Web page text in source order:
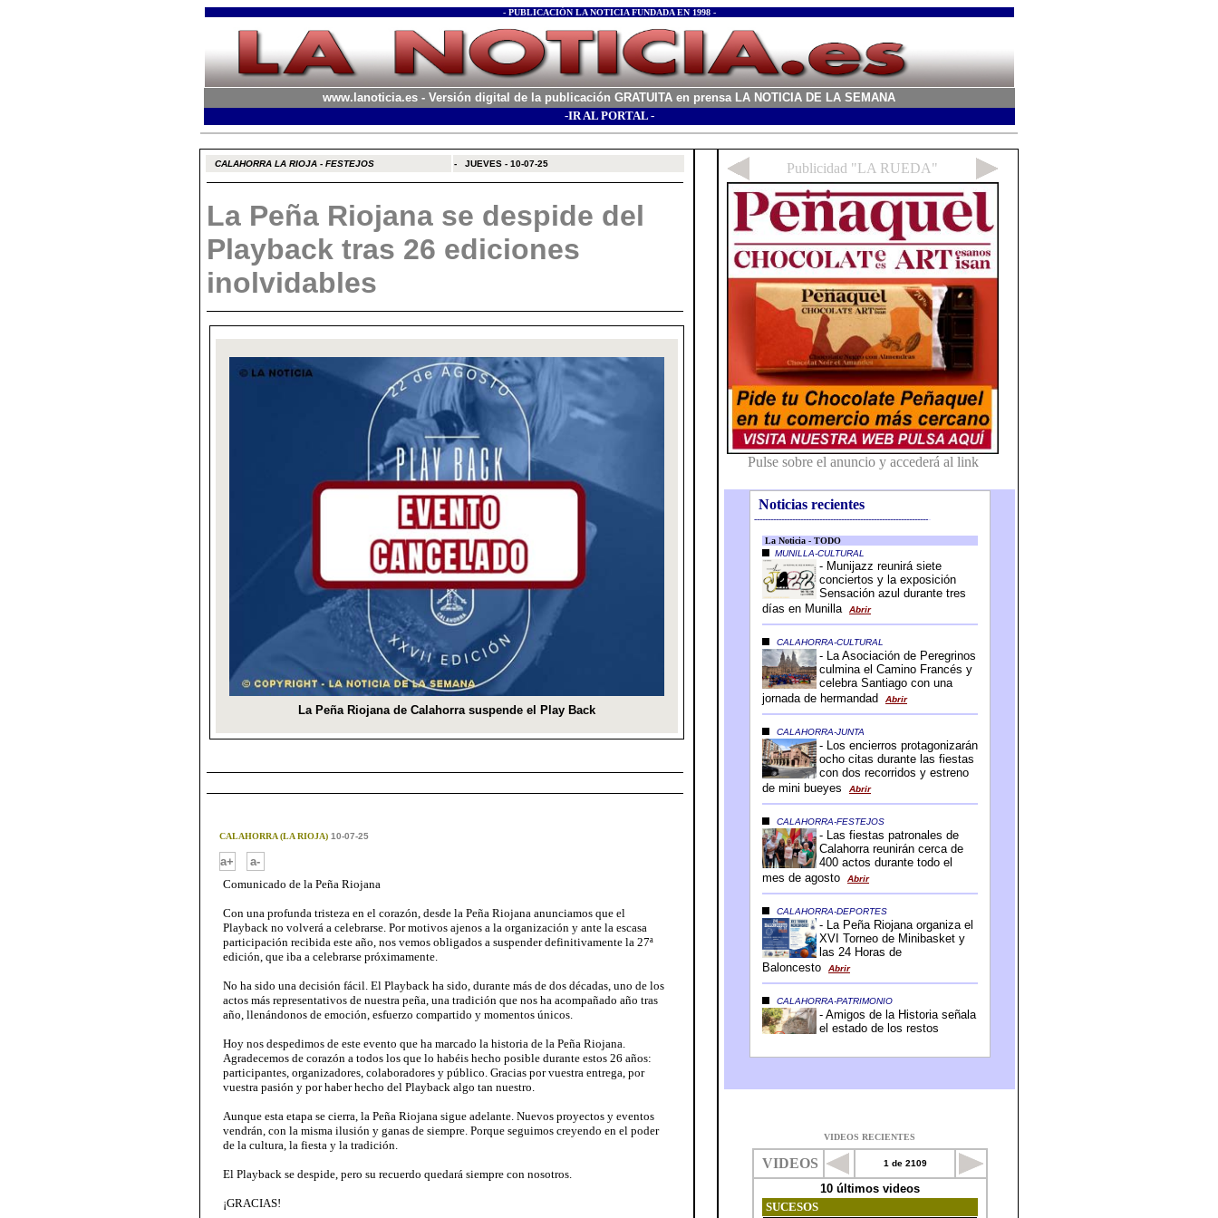
- PUBLICACIÓN LA NOTICIA FUNDADA EN 1998 -
www.lanoticia.es - Versión digital de la publicación GRATUITA en prensa LA NOTICIA DE LA SEMANA
-IR AL PORTAL -
CALAHORRA LA RIOJA - FESTEJOS - JUEVES - 10-07-25
La Peña Riojana se despide del
Playback tras 26 ediciones
inolvidables
CALAHORRA (LA RIOJA)10-07-25
a+
a-
Comunicado de la Peña Riojana
Con una profunda tristeza en el corazón, desde la Peña Riojana anunciamos que el
Playback no volverá a celebrarse. Por motivos ajenos a la organización y ante la escasa
participación recibida este año, nos vemos obligados a suspender definitivamente la 27ª
edición, que iba a celebrarse próximamente.
No ha sido una decisión fácil. El Playback ha sido, durante más de dos décadas, uno de los
actos más representativos de nuestra peña, una tradición que nos ha acompañado año tras
año, llenándonos de emoción, esfuerzo compartido y momentos únicos.
Hoy nos despedimos de este evento que ha marcado la historia de la Peña Riojana.
Agradecemos de corazón a todos los que lo habéis hecho posible durante estos 26 años:
participantes, organizadores, colaboradores y público. Gracias por vuestra entrega, por
vuestra pasión y por haber hecho del Playback algo tan nuestro.
Aunque esta etapa se cierra, la Peña Riojana sigue adelante. Nuevos proyectos y eventos
vendrán, con la misma ilusión y ganas de siempre. Porque seguimos creyendo en el poder
de la cultura, la fiesta y la tradición.
El Playback se despide, pero su recuerdo quedará siempre con nosotros.
¡GRACIAS!
Noticias recientes
-----------------------------------------------------------------
VIDEOS RECIENTES